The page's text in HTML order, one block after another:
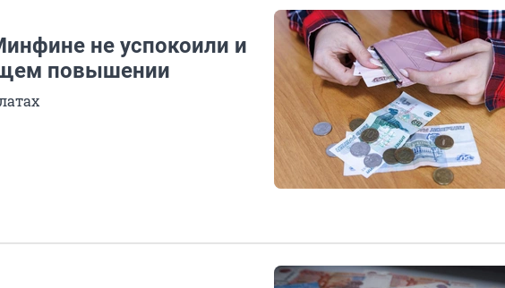
не успокоили и
повышении